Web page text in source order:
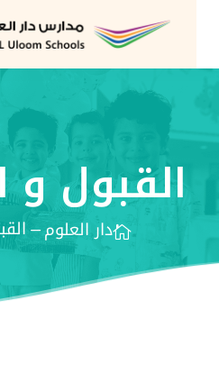
القبول
دار العلوم K